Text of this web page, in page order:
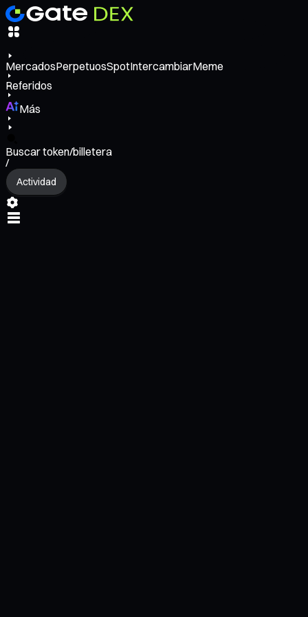
MercadosPerpetuosSpotIntercambiarMeme
Referidos
Más
Buscar token/billetera
/
Actividad